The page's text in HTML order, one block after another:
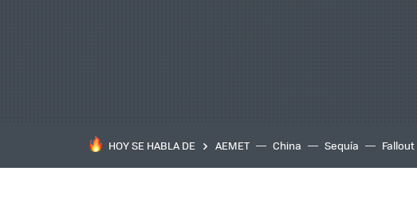
HOY SE HABLA DE AEMET China Sequía Fallout